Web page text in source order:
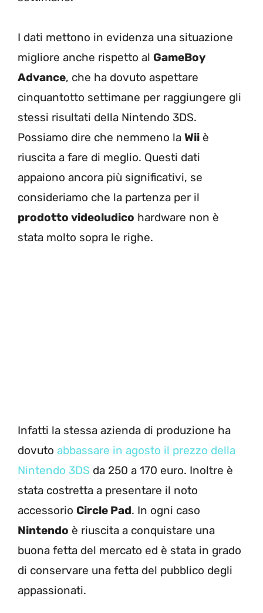
I dati mettono in evidenza una situazione
migliore anche rispetto al GameBoy
Advance, che ha dovuto aspettare
cinquantotto settimane per raggiungere gli
stessi risultati della Nintendo 3DS.
Possiamo dire che nemmeno la Wii è
riuscita a fare di meglio. Questi dati
appaiono ancora più significativi, se
consideriamo che la partenza per il
prodotto videoludico hardware non è
stata molto sopra le righe.
Infatti la stessa azienda di produzione ha
dovuto abbassare in agosto il prezzo della
Nintendo 3DS da 250 a 170 euro. Inoltre è
stata costretta a presentare il noto
accessorio Circle Pad. In ogni caso
Nintendo è riuscita a conquistare una
buona fetta del mercato ed è stata in grado
di conservare una fetta del pubblico degli
appassionati.